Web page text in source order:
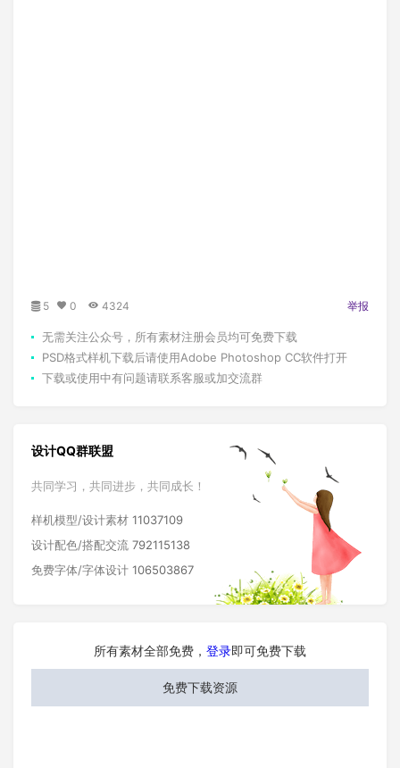
5 0 4324 举报
无需关注公众号，所有素材注册会员均可免费下载
PSD格式样机下载后请使用Adobe Photoshop CC软件打开
下载或使用中有问题请联系客服或加交流群
设计QQ群联盟
共同学习，共同进步，共同成长！
样机模型/设计素材 11037109
设计配色/搭配交流 792115138
免费字体/字体设计 106503867
所有素材全部免费， 登录即可免费下载
免费下载资源